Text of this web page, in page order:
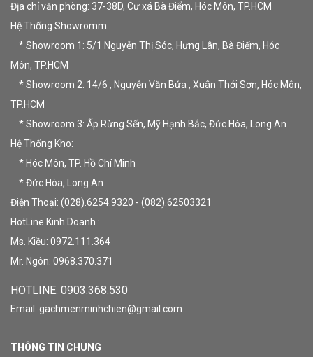
Địa chỉ văn phòng: 37-38D, Cư xá Bà Điểm, Hóc Môn, TP.HCM
Hệ Thống Showromm
* Showroom 1: 5/1 Nguyễn Thị Sóc, Hưng Lân, Bà Điểm, Hóc
Môn, TP.HCM
* Showroom 2: 14/6 , Nguyễn Văn Bứa , Xuân Thới Sơn, Hóc Môn,
TP.HCM
* Showroom 3: Ấp Rừng Sến, Mỹ Hạnh Bắc, Đức Hòa, Long An
Hệ Thống Kho:
* Hóc Môn, TP. Hồ Chí Minh
* Đức Hòa, Long An
Điện Thoại: (028).6254.9320 - (082).62503321
HotLine Kinh Doanh :
Ms. Kiều: 0972.111.364
Mr. Ngôn: 0968.370.371
HOTLINE: 0903.368.530
Email: gachmenminhchien@gmail.com
THÔNG TIN CHUNG